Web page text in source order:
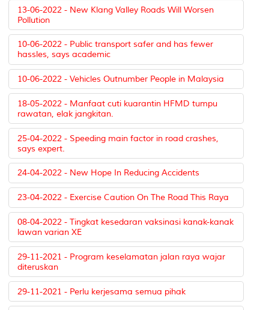
13-06-2022 - New Klang Valley Roads Will Worsen
Pollution
10-06-2022 - Public transport safer and has fewer
hassles, says academic
10-06-2022 - Vehicles Outnumber People in Malaysia
18-05-2022 - Manfaat cuti kuarantin HFMD tumpu
rawatan, elak jangkitan.
25-04-2022 - Speeding main factor in road crashes,
says expert.
24-04-2022 - New Hope In Reducing Accidents
23-04-2022 - Exercise Caution On The Road This Raya
08-04-2022 - Tingkat kesedaran vaksinasi kanak-kanak
lawan varian XE
29-11-2021 - Program keselamatan jalan raya wajar
diteruskan
29-11-2021 - Perlu kerjesama semua pihak